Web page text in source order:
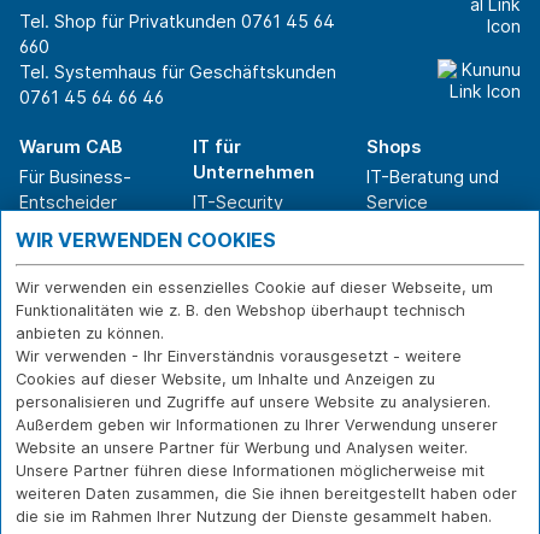
Tel. Shop für Privatkunden 0761 45 64
660
Tel. Systemhaus für Geschäftskunden
0761 45 64 66 46
Warum CAB
Für Business-
Entscheider
Für Privatkunden
Erfolgsgeschichte
n
Branchen
IT für
Unternehmen
IT-Security
IT-Service
Softwarelösungen
WLAN-Lösungen
Shops
IT-Beratung und
Service
Versand- und
Zahlarten
Widerruf
Über CAB
Karriere
Sponsoring
Partner
News
Kontakt
IMPRESSUM
DATENSCHUTZ
FERNWARTUNG
WIR VERWENDEN COOKIES
Wir verwenden ein essenzielles Cookie auf dieser Webseite, um
Funktionalitäten wie z. B. den Webshop überhaupt technisch
anbieten zu können.
Wir verwenden - Ihr Einverständnis vorausgesetzt - weitere
Cookies auf dieser Website, um Inhalte und Anzeigen zu
personalisieren und Zugriffe auf unsere Website zu analysieren.
Außerdem geben wir Informationen zu Ihrer Verwendung unserer
Website an unsere Partner für Werbung und Analysen weiter.
Unsere Partner führen diese Informationen möglicherweise mit
weiteren Daten zusammen, die Sie ihnen bereitgestellt haben oder
die sie im Rahmen Ihrer Nutzung der Dienste gesammelt haben.